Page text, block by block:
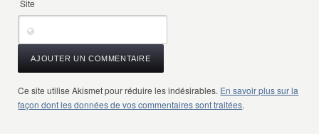
Site
Ce site utilise Akismet pour réduire les indésirables. En savoir plus sur la
façon dont les données de vos commentaires sont traitées.